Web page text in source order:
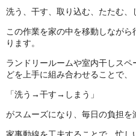
洗う、干す、取り込む、たたむ、
この作業を家の中を移動しなが
ります。
ランドリールームや室内干しス
どを上手に組み合わせることで、
「洗う→干す→しまう」
がスムーズになり、毎日の負担を